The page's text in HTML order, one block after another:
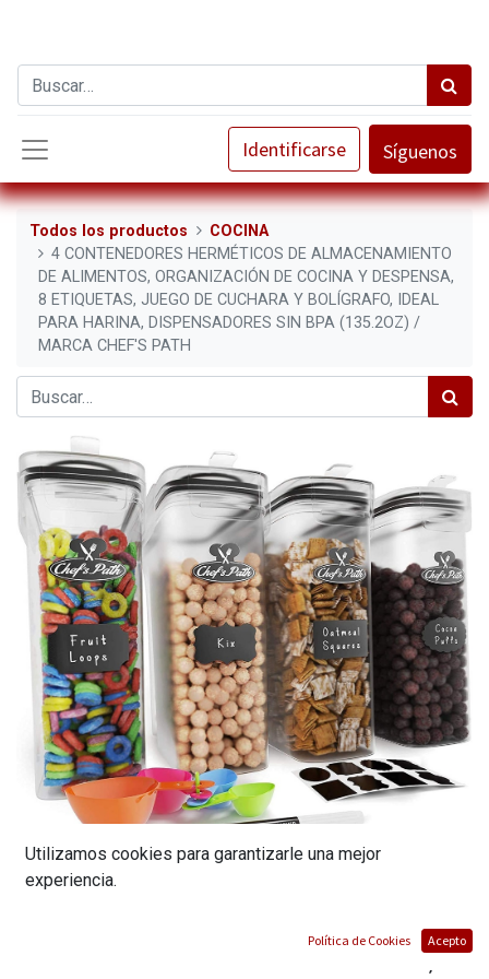
Identificarse Síguenos
Todos los productos
COCINA
4 CONTENEDORES HERMÉTICOS DE ALMACENAMIENTO
DE ALIMENTOS, ORGANIZACIÓN DE COCINA Y DESPENSA,
8 ETIQUETAS, JUEGO DE CUCHARA Y BOLÍGRAFO, IDEAL
PARA HARINA, DISPENSADORES SIN BPA (135.2OZ) /
MARCA CHEF'S PATH
4 CONTENEDORES HERMÉTICOS DE
ALMACENAMIENTO DE ALIMENTOS,
Utilizamos cookies para garantizarle una mejor
experiencia.
Política de Cookies Acepto